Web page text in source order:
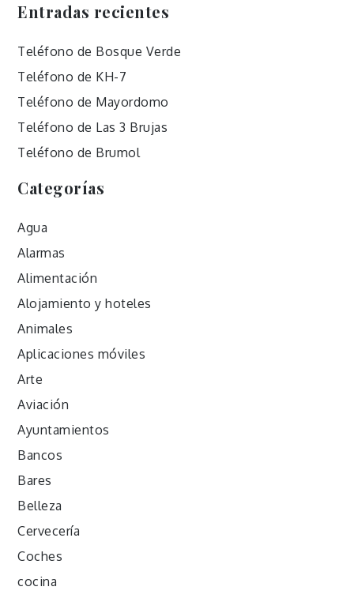
Entradas recientes
Teléfono de Bosque Verde
Teléfono de KH-7
Teléfono de Mayordomo
Teléfono de Las 3 Brujas
Teléfono de Brumol
Categorías
Agua
Alarmas
Alimentación
Alojamiento y hoteles
Animales
Aplicaciones móviles
Arte
Aviación
Ayuntamientos
Bancos
Bares
Belleza
Cervecería
Coches
cocina